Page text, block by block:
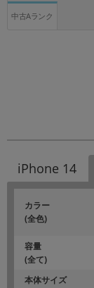
中古Aランク
iPhone 14
カラー
(全色)
容量
(全て)
本体サイズ